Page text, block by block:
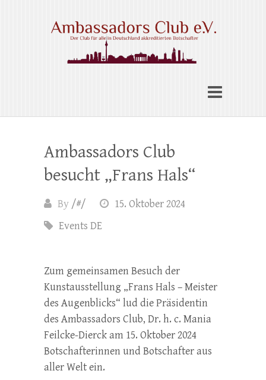
Ambassadors Club e.V.
Ambassadors Club
besucht „Frans Hals“
By /#/
15. Oktober 2024
Events DE
Zum gemeinsamen Besuch der
Kunstausstellung „Frans Hals – Meister
des Augenblicks“ lud die Präsidentin
des Ambassadors Club, Dr. h. c. Mania
Feilcke-Dierck am 15. Oktober 2024
Botschafterinnen und Botschafter aus
aller Welt ein.